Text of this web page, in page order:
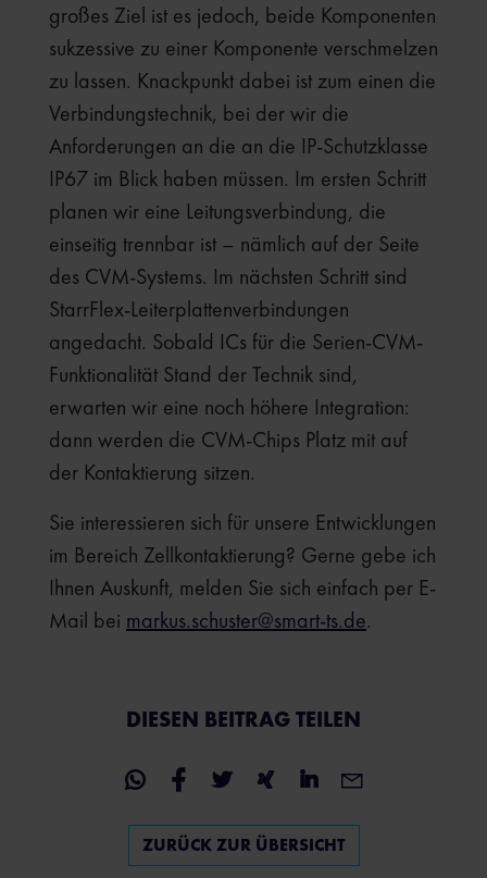
großes Ziel ist es jedoch, beide Komponenten
sukzessive zu einer Komponente verschmelzen
zu lassen. Knackpunkt dabei ist zum einen die
Verbindungstechnik, bei der wir die
Anforderungen an die an die IP-Schutzklasse
IP67 im Blick haben müssen. Im ersten Schritt
planen wir eine Leitungsverbindung, die
einseitig trennbar ist – nämlich auf der Seite
des CVM-Systems. Im nächsten Schritt sind
StarrFlex-Leiterplattenverbindungen
angedacht. Sobald ICs für die Serien-CVM-
Funktionalität Stand der Technik sind,
erwarten wir eine noch höhere Integration:
dann werden die CVM-Chips Platz mit auf
der Kontaktierung sitzen.
Sie interessieren sich für unsere Entwicklungen
im Bereich Zellkontaktierung? Gerne gebe ich
Ihnen Auskunft, melden Sie sich einfach per E-
Mail bei markus.schuster@smart-ts.de.
DIESEN BEITRAG TEILEN
ZURÜCK ZUR ÜBERSICHT